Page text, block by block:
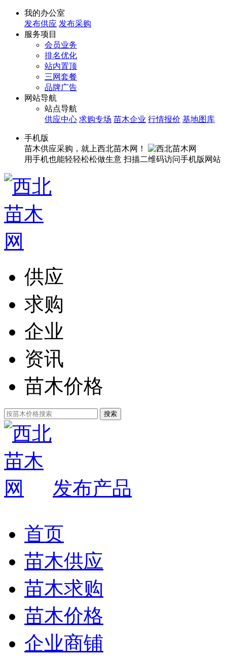
我的办公室
发布供应 发布采购
服务项目
会员业务
排名优化
站内置顶
三网套餐
品牌广告
网站导航
站点导航
供应中心 求购专场 苗木企业 行情报价 基地图库
手机版
苗木供应采购，就上西北苗木网！
用手机也能轻轻松松做生意 扫描二维码访问手机版网站
供应
求购
企业
资讯
苗木价格
发布产品
首页
苗木供应
苗木求购
苗木价格
企业商铺